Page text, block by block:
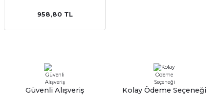
958,80 TL
Güvenli Alışveriş Kolay Ödeme Seçeneği